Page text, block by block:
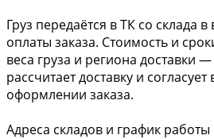
Груз передаётся в ТК со склада
оплаты заказа. Стоимость и
веса груза и региона доставки
рассчитает доставку и
оформлении заказа.
Адреса складов и график